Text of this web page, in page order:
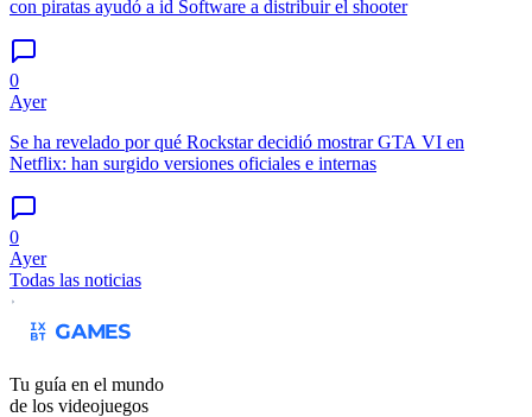
con piratas ayudó a id Software a distribuir el shooter
0
Ayer
Se ha revelado por qué Rockstar decidió mostrar GTA VI en
Netflix: han surgido versiones oficiales e internas
0
Ayer
Todas las noticias
Tu guía en el mundo
de los videojuegos